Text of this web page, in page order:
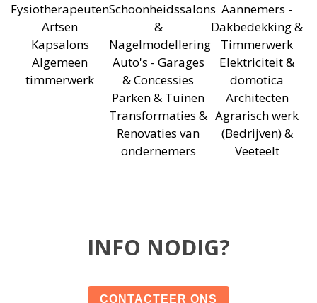
Fysiotherapeuten
Artsen
Kapsalons
Algemeen
timmerwerk
Schoonheidssalons
&
Nagelmodellering
Auto's - Garages
& Concessies
Parken & Tuinen
Transformaties &
Renovaties van
ondernemers
Aannemers -
Dakbedekking &
Timmerwerk
Elektriciteit &
domotica
Architecten
Agrarisch werk
(Bedrijven) &
Veeteelt
INFO NODIG?
CONTACTEER ONS